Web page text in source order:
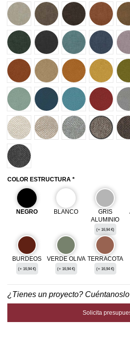
69001
69002 69003 69004
69008 69009 69010 69011
72501 72502 72503 72504
72508 72509 72510 72511
80001 80002 80005 80013
80024
COLOR ESTRUCTURA *
NEGRO BLANCO
GRIS
ALUMINIO
(+ 16,94 €)
BURDEOS
(+ 16,94 €)
VERDE OLIVA
(+ 16,94 €)
TERRACOTA
(+ 16,94 €)
¿Tienes un proyecto? Cuéntanoslo
Solicita